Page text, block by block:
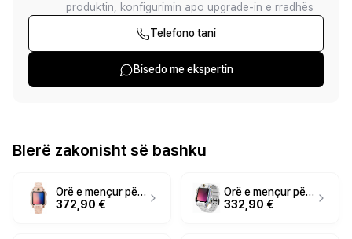
produktin, konfigurimin apo upgrade-in e rradhës
Telefono tani
Bisedo me ekspertin
Blerë zakonisht së bashku
Orë e mençur për fëmijë imoo Watch Phone X10 / 1.6"– Rozë
372,90 €
Orë e mençur për fëmijë imoo Watch Phone X10 / 1.6"– Bardhë
332,90 €